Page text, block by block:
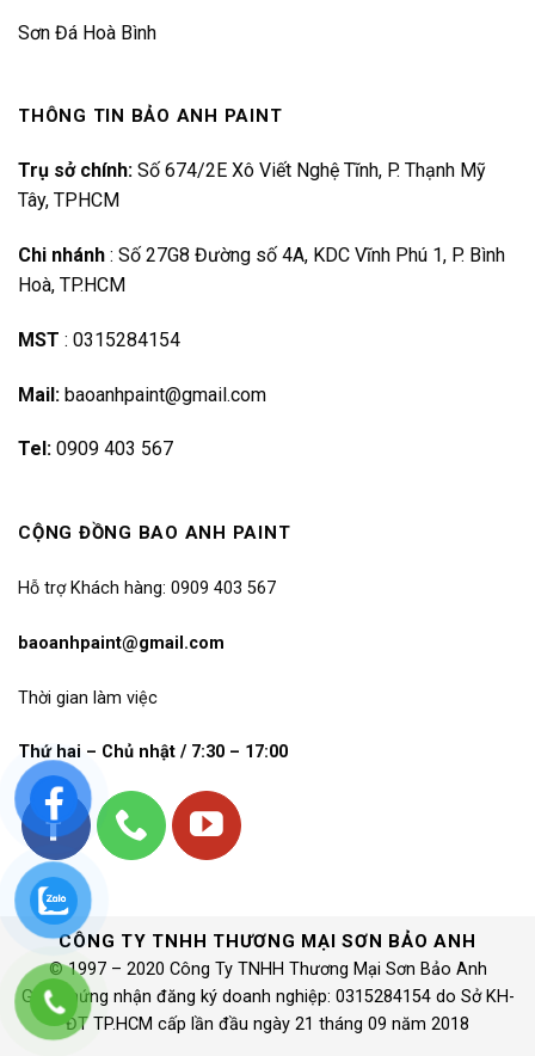
Sơn Đá Hoà Bình
THÔNG TIN BẢO ANH PAINT
Trụ sở chính: Số 674/2E Xô Viết Nghệ Tĩnh, P. Thạnh Mỹ
Tây, TPHCM
Chi nhánh : Số 27G8 Đường số 4A, KDC Vĩnh Phú 1, P. Bình
Hoà, TP.HCM
MST : 0315284154
Mail: baoanhpaint@gmail.com
Tel: 0909 403 567
CỘNG ĐỒNG BAO ANH PAINT
Hỗ trợ Khách hàng: 0909 403 567
baoanhpaint@gmail.com
Thời gian làm việc
Thứ hai – Chủ nhật / 7:30 – 17:00
CÔNG TY TNHH THƯƠNG MẠI SƠN BẢO ANH
© 1997 – 2020 Công Ty TNHH Thương Mại Sơn Bảo Anh
Giấy chứng nhận đăng ký doanh nghiệp: 0315284154 do Sở KH-
ĐT TP.HCM cấp lần đầu ngày 21 tháng 09 năm 2018